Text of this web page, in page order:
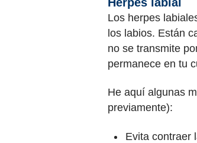
Los herpes
los labios. Están
no se transmite
permanece en tu
He aquí algunas
previamente):
Evita contraer